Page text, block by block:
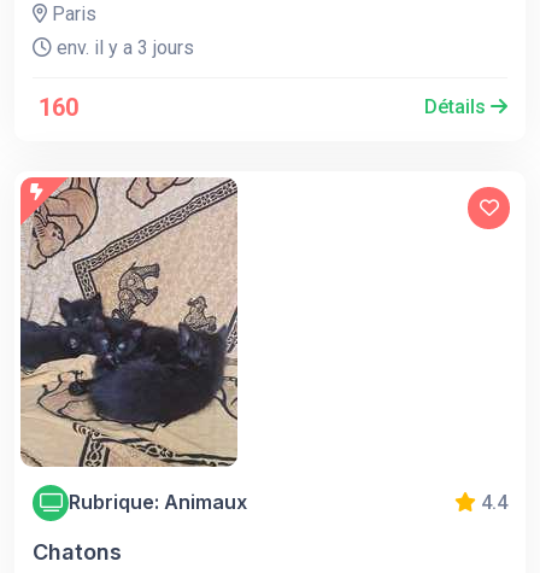
Paris
env. il y a 3 jours
160 Détails
Rubrique: Animaux 4.4
Chatons